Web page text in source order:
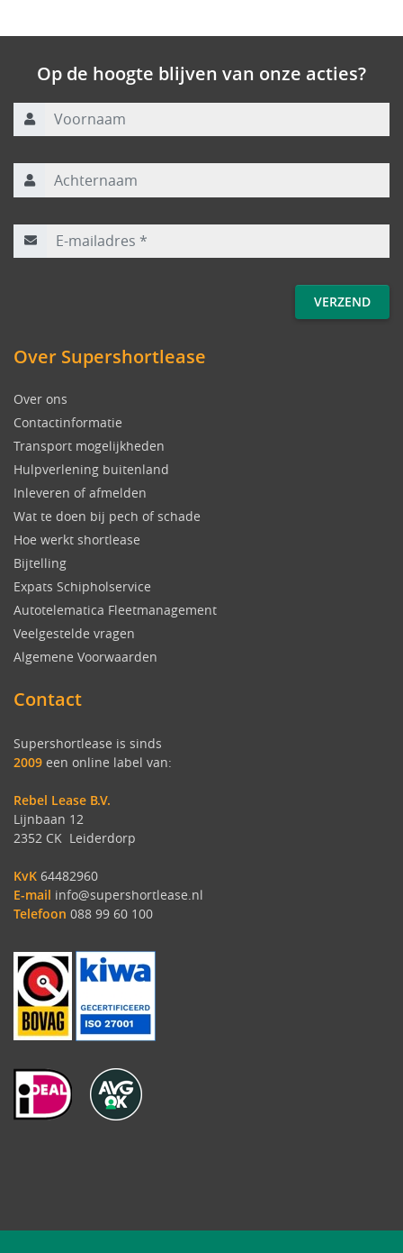
Op de hoogte blijven van onze acties?
Over Supershortlease
Over ons
Contactinformatie
Transport mogelijkheden
Hulpverlening buitenland
Inleveren of afmelden
Wat te doen bij pech of schade
Hoe werkt shortlease
Bijtelling
Expats Schipholservice
Autotelematica Fleetmanagement
Veelgestelde vragen
Algemene Voorwaarden
Contact
Supershortlease is sinds
2009 een online label van:
Rebel Lease B.V.
Lijnbaan 12
2352 CK Leiderdorp
KvK 64482960
E-mail info@supershortlease.nl
Telefoon 088 99 60 100